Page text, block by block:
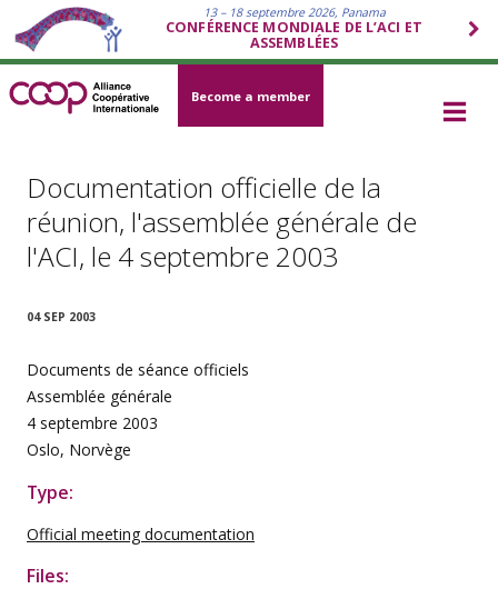
13 – 18 septembre 2026, Panama
CONFÉRENCE MONDIALE DE L’ACI ET
ASSEMBLÉES
Become a member
Documentation officielle de la
réunion, l'assemblée générale de
l'ACI, le 4 septembre 2003
04 SEP 2003
Documents de séance officiels
Assemblée générale
4 septembre 2003
Oslo, Norvège
Type:
Official meeting documentation
Files: